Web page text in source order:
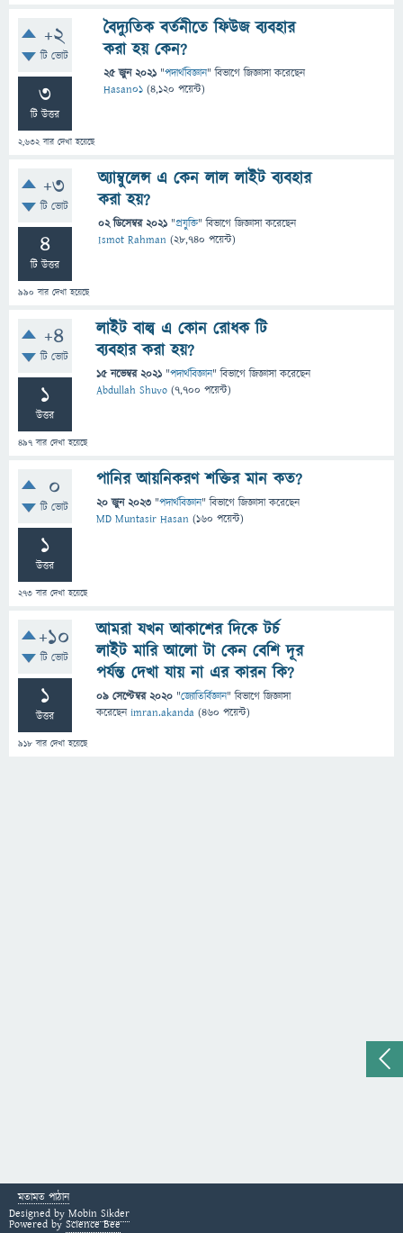
+2
টি ভোট
3
টি উত্তর
2,632বার দেখা হয়েছে
বৈদ্যুতিক বর্তনীতে ফিউজ ব্যবহার
করা হয় কেন?
25 জুন 2021 "পদার্থবিজ্ঞান" বিভাগে জিজ্ঞাসাকরেছেন
Hasan01 (4,120 পয়েন্ট)
+3
টি ভোট
4
টি উত্তর
990 বার দেখা হয়েছে
অ্যাম্বুলেন্স এ কেন লাল লাইট ব্যবহার
করা হয়?
02 ডিসেম্বর 2021 "প্রযুক্তি" বিভাগে জিজ্ঞাসাকরেছেন
Ismot Rahman (28,740 পয়েন্ট)
+4
টি ভোট
1
উত্তর
497 বার দেখা হয়েছে
লাইট বাল্ব এ কোন রোধক টি
ব্যবহার করা হয়?
15 নভেম্বর 2021 "পদার্থবিজ্ঞান" বিভাগে জিজ্ঞাসাকরেছেন
Abdullah Shuvo (7,700 পয়েন্ট)
0
টি ভোট
1
উত্তর
273 বার দেখা হয়েছে
পানির আয়নিকরণ শক্তির মান কত?
20 জুন 2023 "পদার্থবিজ্ঞান" বিভাগে জিজ্ঞাসাকরেছেন
MD Muntasir Hasan (160 পয়েন্ট)
+10
টি ভোট
1
উত্তর
918 বার দেখা হয়েছে
আমরা যখন আকাশের দিকে টর্চ
লাইট মারি আলো টা কেন বেশি দূর
পর্যন্ত দেখা যায় না এর কারন কি?
09 সেপ্টেম্বর 2020 "জ্যোতির্বিজ্ঞান" বিভাগে জিজ্ঞাসা
করেছেনimran.akanda (460 পয়েন্ট)
মতামত পাঠান
Designed by Mobin Sikder
Powered by Science Bee